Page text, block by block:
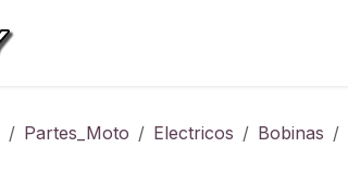
Partes_Moto Electricos Bobinas